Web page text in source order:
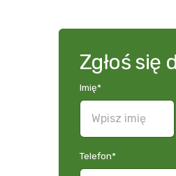
Zgłoś się
Imię*
Telefon*